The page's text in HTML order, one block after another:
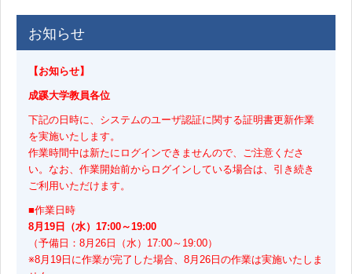
お知らせ
【お知らせ】
成蹊大学教員各位
下記の日時に、システムのユーザ認証に関する証明書更新作業
を実施いたします。
作業時間中は新たにログインできませんので、ご注意くださ
い。なお、作業開始前からログインしている場合は、引き続き
ご利用いただけます。
■作業日時
8月19日（水）17:00～19:00
（予備日：8月26日（水）17:00～19:00）
※8月19日に作業が完了した場合、8月26日の作業は実施いたしま